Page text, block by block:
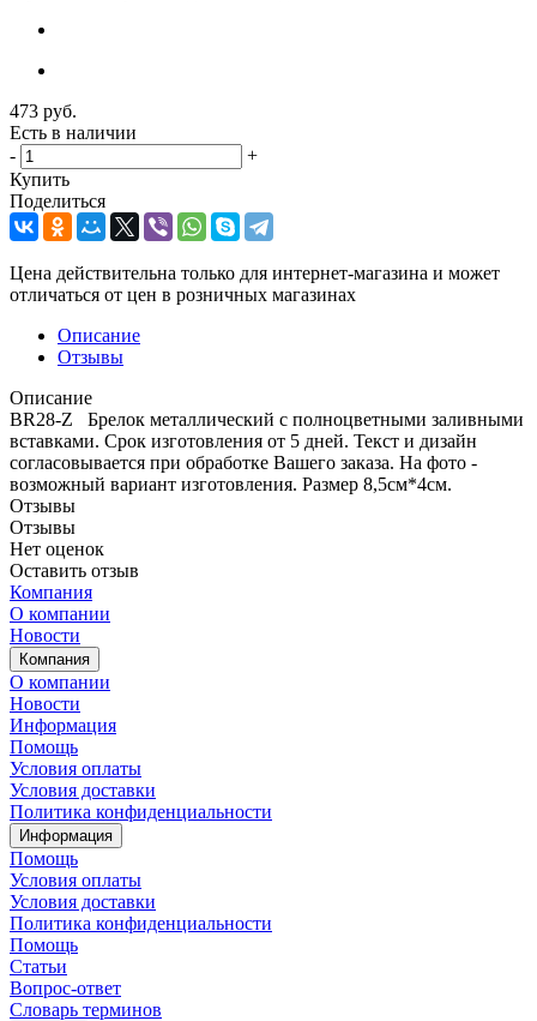
473 руб.
Есть в наличии
-
+
Купить
Поделиться
Цена действительна только для интернет-магазина и может
отличаться от цен в розничных магазинах
Описание
Отзывы
Описание
BR28-Z Брелок металлический с полноцветными заливными
вставками. Срок изготовления от 5 дней. Текст и дизайн
согласовывается при обработке Вашего заказа. На фото -
возможный вариант изготовления. Размер 8,5см*4см.
Отзывы
Отзывы
Нет оценок
Оставить отзыв
Компания
О компании
Новости
Компания
О компании
Новости
Информация
Помощь
Условия оплаты
Условия доставки
Политика конфиденциальности
Информация
Помощь
Условия оплаты
Условия доставки
Политика конфиденциальности
Помощь
Статьи
Вопрос-ответ
Словарь терминов